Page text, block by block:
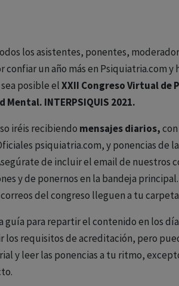
los asistentes, ponentes,
confiar un año más en Psiquiatria.com y
posible elXXII Congreso Virtual de
Mental. INTERPSIQUIS 2021.
iréis recibiendo mensajes diarios,
psiquiatria.com, y ponencias de
de incluir el email de nuestros
y de ponernos en la bandeja principal.
del congreso lleguen a tu
guía para repartir el contenido en los
los requisitos de acreditación, pero
y leer las ponencias a tu ritmo,